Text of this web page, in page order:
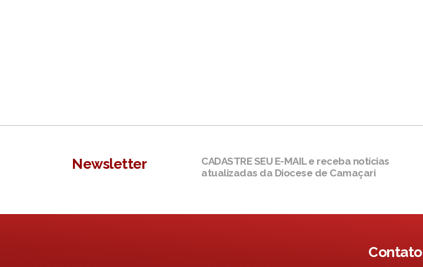
Newsletter
CADASTRE SEU E-MAIL e receba notícias
atualizadas da Diocese de Camaçari
Contato